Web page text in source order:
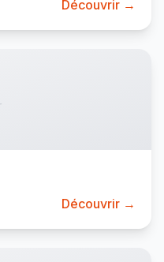
Découvrir →
Découvrir →